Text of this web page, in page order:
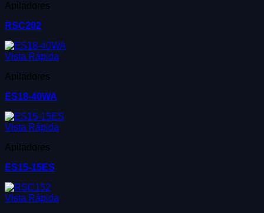
Apiladores
RSC202
Vista Rápida
Apiladores
ES18-40WA
Vista Rápida
Apiladores
ES15-15ES
Vista Rápida